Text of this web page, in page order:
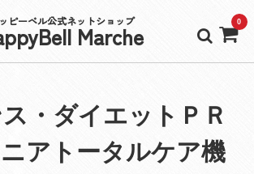
ピーベル公式ネットショップ
Marche 0
・ダイエットＰＲ
アトータルケア機